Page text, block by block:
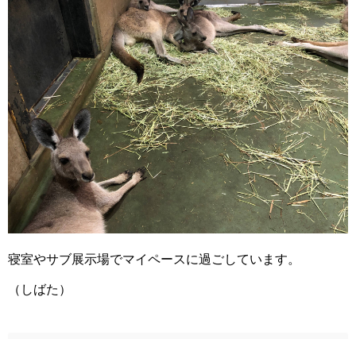
寝室やサブ展示場でマイペースに過ごしています。
（しばた）